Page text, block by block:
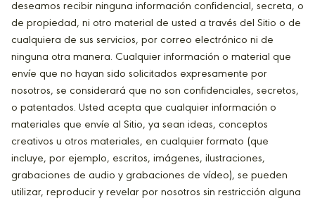
deseamos recibir ninguna información confidencial, secreta, o
de propiedad, ni otro material de usted a través del Sitio o de
cualquiera de sus servicios, por correo electrónico ni de
ninguna otra manera. Cualquier información o material que
envíe que no hayan sido solicitados expresamente por
nosotros, se considerará que no son confidenciales, secretos,
o patentados. Usted acepta que cualquier información o
materiales que envíe al Sitio, ya sean ideas, conceptos
creativos u otros materiales, en cualquier formato (que
incluye, por ejemplo, escritos, imágenes, ilustraciones,
grabaciones de audio y grabaciones de vídeo), se pueden
utilizar, reproducir y revelar por nosotros sin restricción alguna